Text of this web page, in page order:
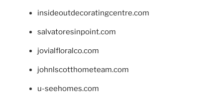
insideoutdecoratingcentre.com
salvatoresinpoint.com
jovialfloralco.com
johnlscotthometeam.com
u-seehomes.com